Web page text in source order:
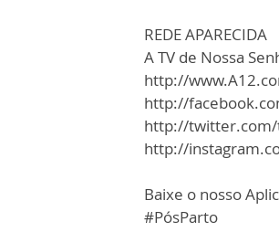
REDE APARECIDA
A TV de Nossa
http://
http://
http://twitter.com/
http://
Baixe o nosso
#PósParto